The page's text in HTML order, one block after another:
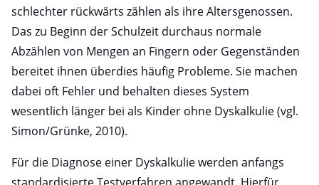
schlechter rückwärts zählen als ihre Altersgenossen.
Das zu Beginn der Schulzeit durchaus normale
Abzählen von Mengen an Fingern oder Gegenständen
bereitet ihnen überdies häufig Probleme. Sie machen
dabei oft Fehler und behalten dieses System
wesentlich länger bei als Kinder ohne Dyskalkulie (vgl.
Simon/Grünke, 2010).
Für die Diagnose einer Dyskalkulie werden anfangs